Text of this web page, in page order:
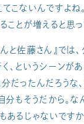
こないんですよ
ことが増えると思っ
と佐藤さん』では
、というシーンがあ
だったんだろうな
分もそうだから。
あるじゃないです